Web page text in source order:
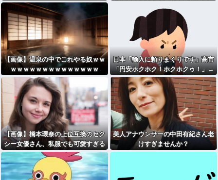
が初めて10%超える Windows窮
地 [323057825]
【画像】温泉の中でこれやる奴ｗｗ
ｗｗｗｗｗｗｗｗｗｗｗｗｗｗ
日本「輸入に頼りまくりです」高市
「円安ホクホク！ホクホクゥ！」←
【画像】橋本環奈の上位互換のセク
シー女優さん、私服でも可愛すぎる
ｗｗｗｗｗｗｗｗｗ
美人アナウンサーの中田有紀さん老
けすぎませんか？